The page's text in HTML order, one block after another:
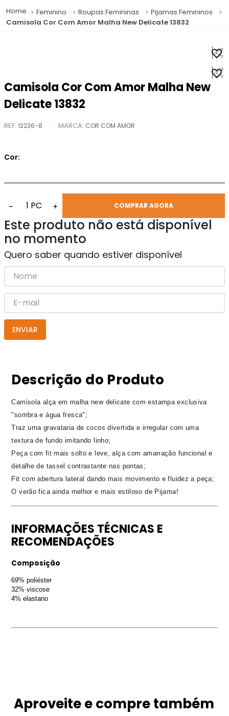
Feminino Roupas Femininas
Pijamas Femininos
Camisola Cor Com Amor Malha New Delicate 13832
Camisola Cor Com Amor Malha New
Delicate 13832
REF: 12236-8 COR COM AMOR
Cor:
− 1 PC + COMPRAR AGORA
Este produto não está disponível
no momento
Quero saber quando estiver disponível
ENVIAR
Descrição do Produto
Camisola alça em malha new delicate com estampa exclusiva
"sombra e água fresca";
Traz uma gravataria de cocos divertida e irregular com uma
textura de fundo imitando linho;
Peça com fit mais solto e leve, alça com amarração funcional e
detalhe de tassel contrastante nas pontas;
Fit com abertura lateral dando mais movimento e fluidez a peça;
O verão fica ainda melhor e mais estiloso de Pijama!
INFORMAÇÕES TÉCNICAS E
RECOMENDAÇÕES
Composição
69% poliéster
32% viscose
4% elastano
Aproveite e compre também